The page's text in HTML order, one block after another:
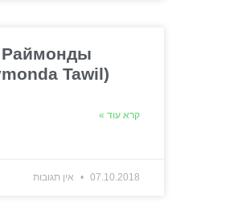
Tawil)
קרא עוד »
07.10.2018 אין תגובות